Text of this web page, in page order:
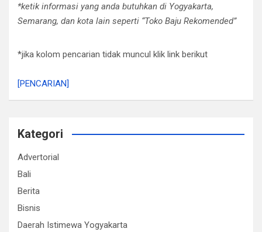
*ketik informasi yang anda butuhkan di Yogyakarta,
Semarang, dan kota lain seperti “Toko Baju Rekomended”
*jika kolom pencarian tidak muncul klik link berikut
[PENCARIAN]
Kategori
Advertorial
Bali
Berita
Bisnis
Daerah Istimewa Yogyakarta